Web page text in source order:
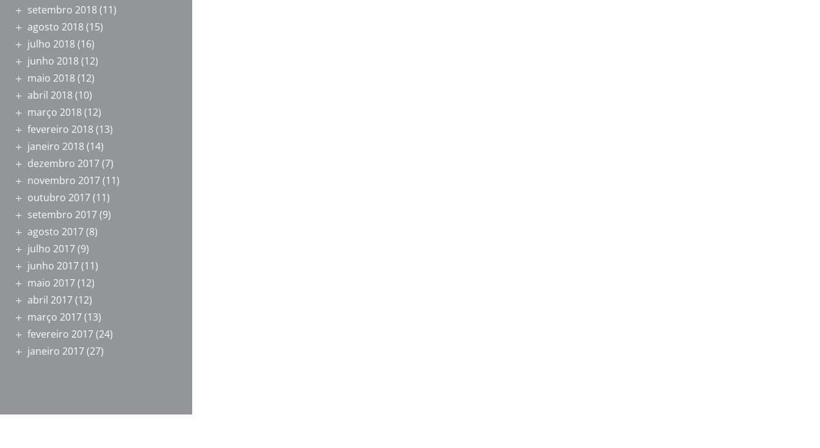
setembro 2018(11)
agosto 2018(15)
julho 2018(16)
junho 2018(12)
maio 2018(12)
abril 2018(10)
março 2018(12)
fevereiro 2018(13)
janeiro 2018(14)
dezembro 2017(7)
novembro 2017(11)
outubro 2017(11)
setembro 2017(9)
agosto 2017(8)
julho 2017(9)
junho 2017(11)
maio 2017(12)
abril 2017(12)
março 2017(13)
fevereiro 2017(24)
janeiro 2017(27)